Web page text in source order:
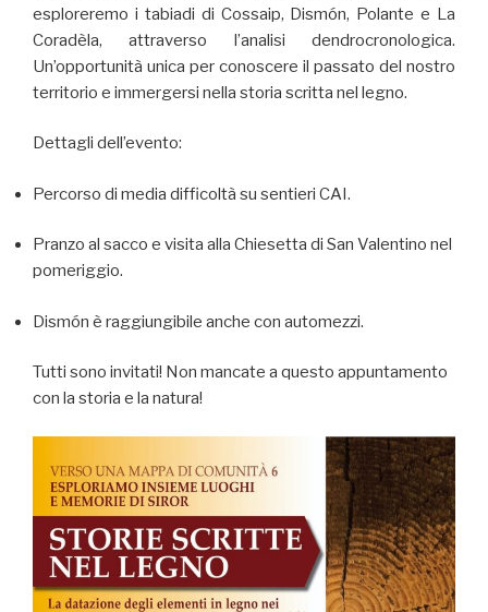
esploreremo i tabiadi di Cossaip, Dismón, Polante e La
Coradèla, attraverso l’analisi dendrocronologica.
Un’opportunità unica per conoscere il passato del nostro
territorio e immergersi nella storia scritta nel legno.
Dettagli dell’evento:
Percorso di media difficoltà su sentieri CAI.
Pranzo al sacco e visita alla Chiesetta di San Valentino nel
pomeriggio.
Dismón è raggiungibile anche con automezzi.
Tutti sono invitati! Non mancate a questo appuntamento
con la storia e la natura!